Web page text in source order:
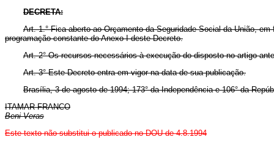
DECRETA:
Art. 1.° Fica aberto ao Orçamento da Seguridade Social da União,
programação constante do Anexo I deste Decreto.
Art. 2° Os recursos necessários à execução do disposto no artigo
Art. 3° Este Decreto entra em vigor na data de sua publicação.
Brasília, 3 de agosto de 1994; 173° da Independência e 106° da
ITAMAR FRANCO
Beni Veras
Este texto não substitui o publicado no DOU de 4.8.1994